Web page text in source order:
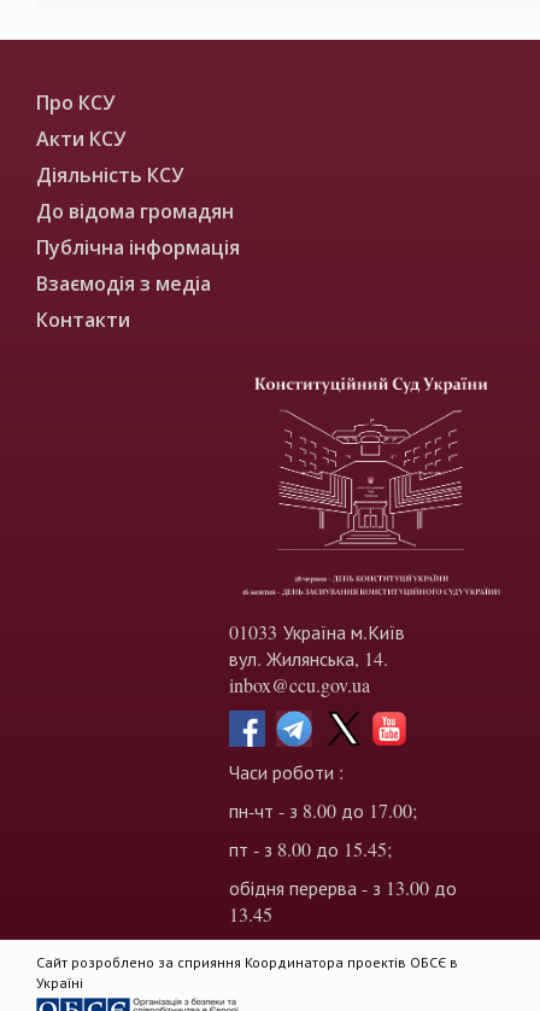
Про КСУ
Акти КСУ
Діяльність КСУ
До відома громадян
Публічна інформація
Взаємодія з медіа
Контакти
01033 Україна м.Київ
вул. Жилянська, 14.
inbox@ccu.gov.ua
Часи роботи :
пн-чт - з 8.00 до 17.00;
пт - з 8.00 до 15.45;
обідня перерва - з 13.00 до
13.45
Сайт розроблено за сприяння Координатора проектів ОБСЄ в
Україні